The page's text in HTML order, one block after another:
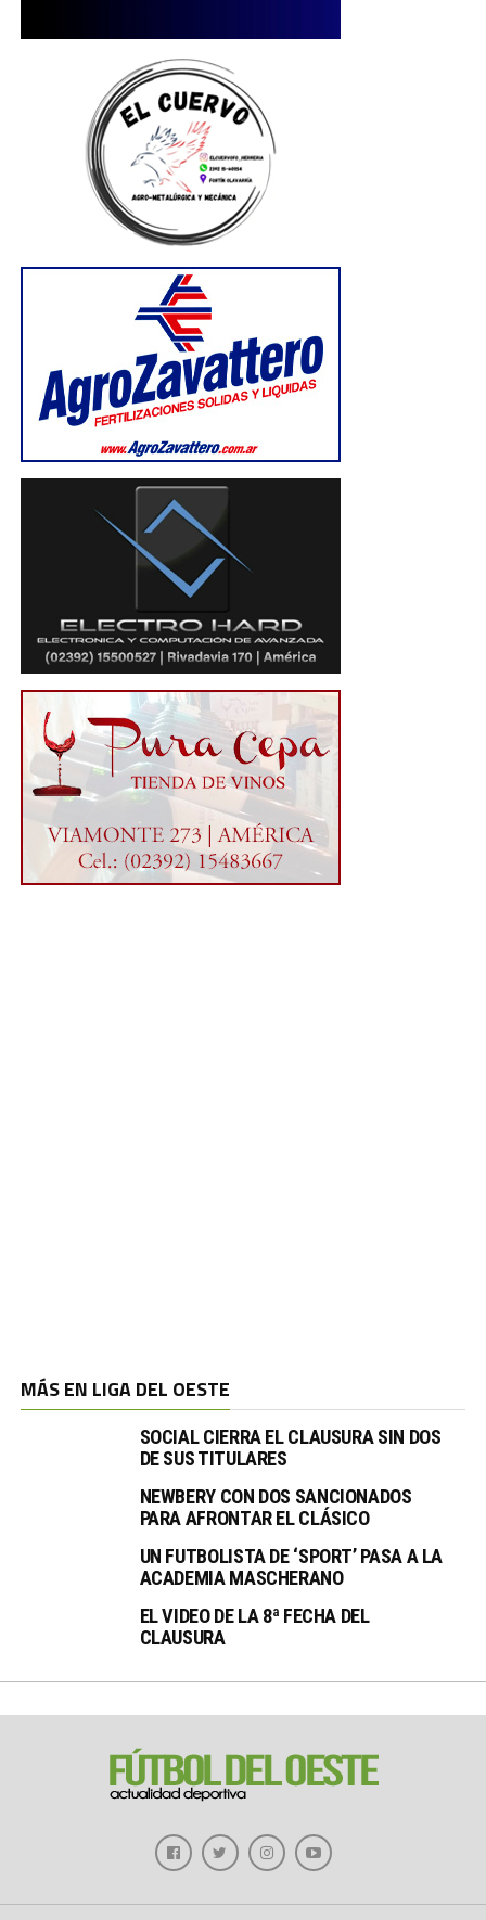
MÁS EN LIGA DEL OESTE
SOCIAL CIERRA EL CLAUSURA SIN DOS
DE SUS TITULARES
NEWBERY CON DOS SANCIONADOS
PARA AFRONTAR EL CLÁSICO
UN FUTBOLISTA DE ‘SPORT’ PASA A LA
ACADEMIA MASCHERANO
EL VIDEO DE LA 8ª FECHA DEL
CLAUSURA